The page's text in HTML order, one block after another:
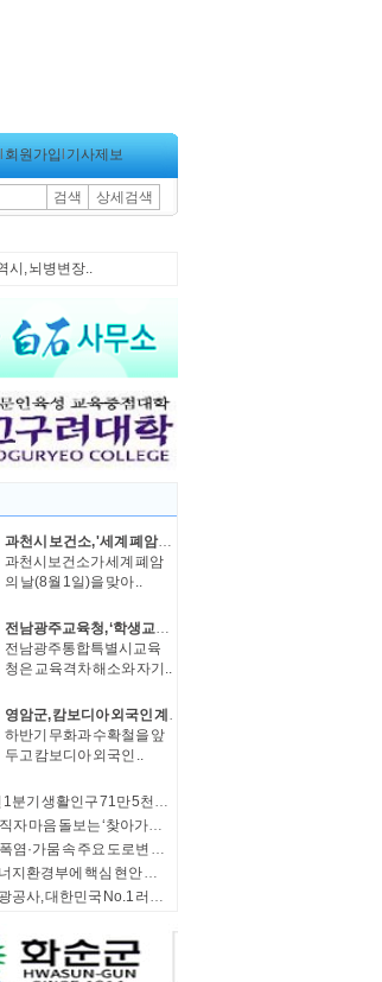
회원가입 기사제보
검색 상세검색
시도시철도공..
과천시 보건소, '세계 폐암의 날' 맞아 예방·금연 홍보부스 운영
과천시보건소가 세계 폐암
의 날(8월 1일)을 맞아 ..
전남광주교육청, ‘학생교육수당’ 올바른 사용 관리 강화
전남광주통합특별시교육
청은 교육격차 해소와 자기..
영암군, 캄보디아 외국인 계절노동자 20명 입국
하반기 무화과 수확철을 앞
두고 캄보디아 외국인 ..
영암군, 2026년 1분기 생활인구 71만 5천 명 재방문율 전남 1위
영암군, 지친 공직자 마음 돌보는 ‘찾아가는 심리상담’ 운영
김제시, 기록적 폭염·가뭄 속 주요 도로변 코스모스 등 꽃길 비상급수 총력
영암군, 기후에너지환경부에 핵심 현안 건의
김제시-한국관광공사, 대한민국 No.1 러닝 미디어 '클투'와 함께 '트레일 헌터 in 김제' 개최